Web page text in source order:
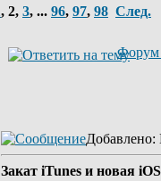
, 2, 3, ... 96, 97, 98 След.
Форум
Добавлено:
Закат iTunes и новая